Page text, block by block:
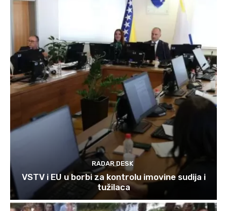
RADAR DESK
VSTV i EU u borbi za kontrolu imovine sudija i
tužilaca